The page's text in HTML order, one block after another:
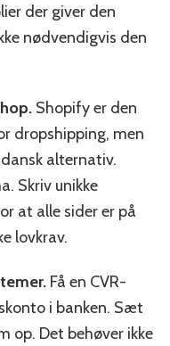
der giver den
nødvendigvis den
Shopify er den
dropshipping, men
alternativ.
Skriv unikke
at alle sider er på
lovkrav.
Få en CVR-
i banken. Sæt
op. Det behøver ikke